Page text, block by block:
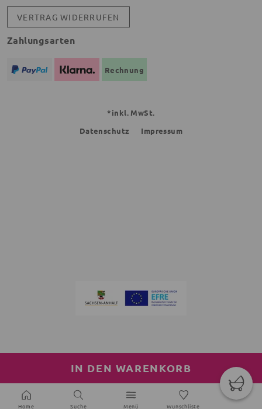
IN DEN WARENKORB
VERTRAG WIDERRUFEN
Zahlungsarten
Rechnung
*inkl. MwSt.
Datenschutz
Impressum
Home Suche Menü Wunschliste